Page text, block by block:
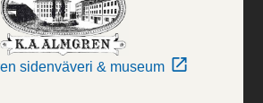
sidenväveri & museum